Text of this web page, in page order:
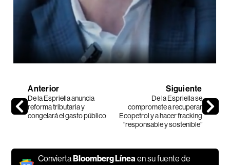
Anterior
De la Espriella anuncia
reforma tributaria y
congelará el gasto público
Siguiente
De la Espriella se
compromete a recuperar
Ecopetrol y a hacer fracking
“responsable y sostenible”
ConviertaBloomberg Línea en su fuente de